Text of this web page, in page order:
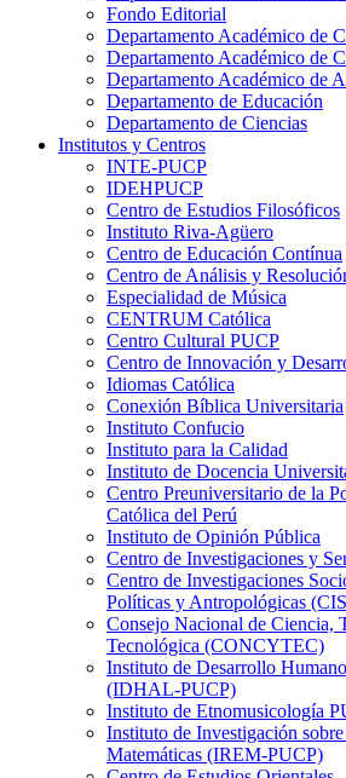
Fondo Editorial
Departamento Académico de
Departamento Académico de
Departamento Académico de
Departamento de Educación
Departamento de Ciencias
Institutos y Centros
INTE-PUCP
IDEHPUCP
Centro de Estudios Filosóficos
Instituto Riva-Agüero
Centro de Educación Contínua
Centro de Análisis y
Especialidad de Música
CENTRUM Católica
Centro Cultural PUCP
Centro de Innovación y
Idiomas Católica
Conexión Bíblica Universitaria
Instituto Confucio
Instituto para la Calidad
Instituto de Docencia
Centro Preuniversitario de la
Católica del Perú
Instituto de Opinión Pública
Centro de Investigaciones y
Centro de Investigaciones
Políticas y Antropológicas
Consejo Nacional de Ciencia,
Tecnológica (CONCYTEC)
Instituto de Desarrollo
(IDHAL-PUCP)
Instituto de Etnomusicología
Instituto de Investigación
Matemáticas (IREM-PUCP)